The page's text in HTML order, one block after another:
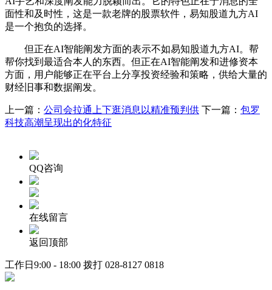
面性和及时性，这是一款老牌的股票软件，易知股道九方AI
是一个抱负的选择。
但正在AI智能阐发方面的表示不如易知股道九方AI。帮
帮你找到最适合本人的东西。但正在AI智能阐发和进修资本
方面，用户能够正在平台上分享投资经验和策略，供给大量的
财经旧事和数据阐发。
上一篇： 公司会拉通上下逛消息以精准预判供 下一篇： 包罗
科技高潮呈现出的化特征
QQ咨询
在线留言
返回顶部
工作日9:00 - 18:00 拨打 028-8127 0818